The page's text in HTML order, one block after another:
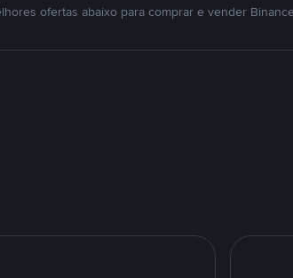
ofertas abaixo para comprar e vender